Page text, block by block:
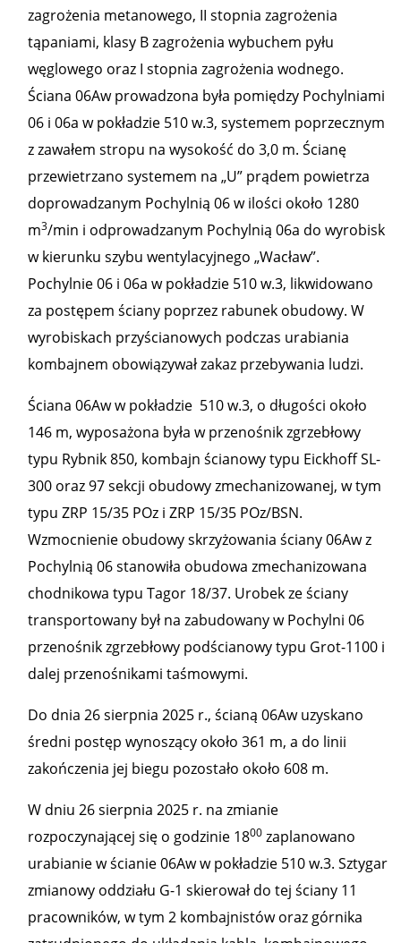
zagrożenia metanowego, II stopnia zagrożenia
tąpaniami, klasy B zagrożenia wybuchem pyłu
węglowego oraz I stopnia zagrożenia wodnego.
Ściana 06Aw prowadzona była pomiędzy Pochylniami
06 i 06a w pokładzie 510 w.3, systemem poprzecznym
z zawałem stropu na wysokość do 3,0 m. Ścianę
przewietrzano systemem na „U” prądem powietrza
doprowadzanym Pochylnią 06 w ilości około 1280
m3/min i odprowadzanym Pochylnią 06a do wyrobisk
w kierunku szybu wentylacyjnego „Wacław”.
Pochylnie 06 i 06a w pokładzie 510 w.3, likwidowano
za postępem ściany poprzez rabunek obudowy. W
wyrobiskach przyścianowych podczas urabiania
kombajnem obowiązywał zakaz przebywania ludzi.
Ściana 06Aw w pokładzie 510 w.3, o długości około
146 m, wyposażona była w przenośnik zgrzebłowy
typu Rybnik 850, kombajn ścianowy typu Eickhoff SL-
300 oraz 97 sekcji obudowy zmechanizowanej, w tym
typu ZRP 15/35 POz i ZRP 15/35 POz/BSN.
Wzmocnienie obudowy skrzyżowania ściany 06Aw z
Pochylnią 06 stanowiła obudowa zmechanizowana
chodnikowa typu Tagor 18/37. Urobek ze ściany
transportowany był na zabudowany w Pochylni 06
przenośnik zgrzebłowy podścianowy typu Grot-1100 i
dalej przenośnikami taśmowymi.
Do dnia 26 sierpnia 2025 r., ścianą 06Aw uzyskano
średni postęp wynoszący około 361 m, a do linii
zakończenia jej biegu pozostało około 608 m.
W dniu 26 sierpnia 2025 r. na zmianie
rozpoczynającej się o godzinie 1800 zaplanowano
urabianie w ścianie 06Aw w pokładzie 510 w.3. Sztygar
zmianowy oddziału G-1 skierował do tej ściany 11
pracowników, w tym 2 kombajnistów oraz górnika